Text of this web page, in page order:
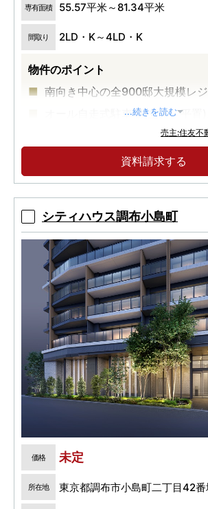
専有面積 55.57平米～81.34平米
間取り 2LD・K～4LD・K
物件のポイント
南向き中心の全900邸大規模レジ
オール自走式駐車場(立体・平置)
2027年3月引渡し可能(2026年
...続きを読む
売主:住友不
資料請求する
シティハウス調布小島町
価格 未定
所在地 東京都調布市小島町二丁目42番